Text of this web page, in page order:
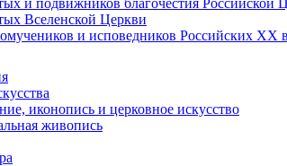
и подвижников благочестия Российской
Вселенской Церкви
и исповедников Российских ХХ
иконопись и церковное искусство
живопись